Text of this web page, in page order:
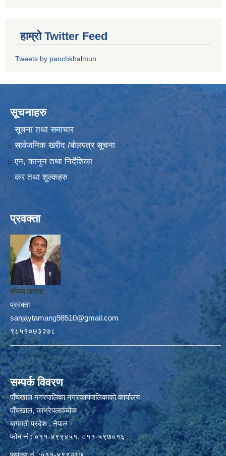
हाम्रो Twitter Feed
Tweets by panchkhalmun
सूचनाहरु
सूचना तथा समाचार
सार्वजनिक खरीद /बोलपत्र सूचना
एन, कानुन तथा निर्देशिका
कर तथा शुल्कहरु
प्रवक्ता
संजय तामाङ
प्रवक्ता
sanjaytamang98510@gmail.com
९८५१०७३२७८
सम्पर्क विवरण
पाँचखाल नगरपालिका नगरकार्यपालिकाको कार्यालय
पाँचखाल, काभ्रेपलाञ्चोक
बागमती प्रदेश , नेपाल
फोन नं : ०११-४९९४५१, ०११-५९७०१६